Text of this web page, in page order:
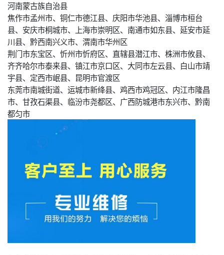
河南蒙古族自治县
焦作市孟州市、铜仁市德江县、庆阳市华池县、淄博市桓台
县、安庆市桐城市、上海市崇明区、南通市如东县、延安市延
川县、黔西南兴义市、渭南市华州区
荆门市东宝区、忻州市忻府区、直辖县潜江市、株洲市攸县、
齐齐哈尔市泰来县、镇江市京口区、大同市左云县、白山市靖
宇县、定西市岷县、昆明市官渡区
东莞市南城街道、运城市新绛县、鸡西市鸡冠区、内江市隆昌
市、甘孜石渠县、临汾市尧都区、广西防城港市东兴市、黔南
都匀市